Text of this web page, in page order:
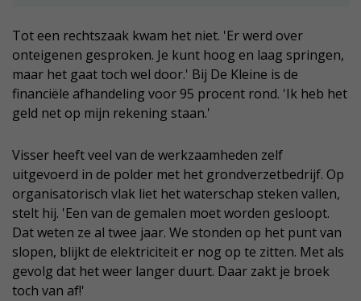
Tot een rechtszaak kwam het niet. 'Er werd over
onteigenen gesproken. Je kunt hoog en laag springen,
maar het gaat toch wel door.' Bij De Kleine is de
financiële afhandeling voor 95 procent rond. 'Ik heb het
geld net op mijn rekening staan.'
Visser heeft veel van de werkzaamheden zelf
uitgevoerd in de polder met het grondverzetbedrijf. Op
organisatorisch vlak liet het waterschap steken vallen,
stelt hij. 'Een van de gemalen moet worden gesloopt.
Dat weten ze al twee jaar. We stonden op het punt van
slopen, blijkt de elektriciteit er nog op te zitten. Met als
gevolg dat het weer langer duurt. Daar zakt je broek
toch van af!'